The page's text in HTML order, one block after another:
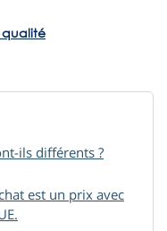
qualité
ils différents ?
est un prix avec